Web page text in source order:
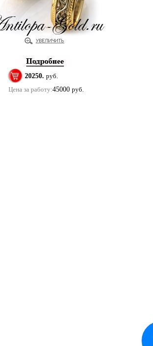
20250. руб.
Цена за работу:45000 руб.